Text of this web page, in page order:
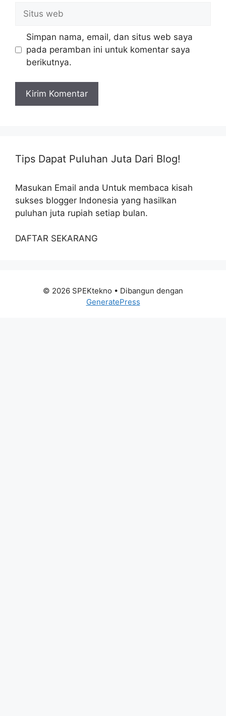
Situs
web
Simpan nama, email, dan situs web saya
pada peramban ini untuk komentar saya
berikutnya.
Tips Dapat Puluhan Juta Dari Blog!
Masukan Email anda Untuk membaca kisah
sukses blogger Indonesia yang hasilkan
puluhan juta rupiah setiap bulan.
DAFTAR SEKARANG
© 2026 SPEKtekno • Dibangun dengan
GeneratePress